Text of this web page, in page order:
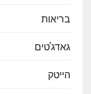
בריאות
גאדג'טים
הייטק